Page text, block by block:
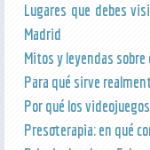
Lugares que debes
Madrid
Mitos y leyendas
Para qué sirve
Por qué los
Presoterapia: en qué